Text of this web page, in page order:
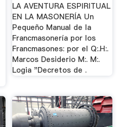
LA AVENTURA ESPIRITUAL
EN LA MASONERÍA Un
Pequeño Manual de la
Francmasonería por los
Francmasones: por el Q:.H:.
Marcos Desiderio M:. M:.
Logia "Decretos de .